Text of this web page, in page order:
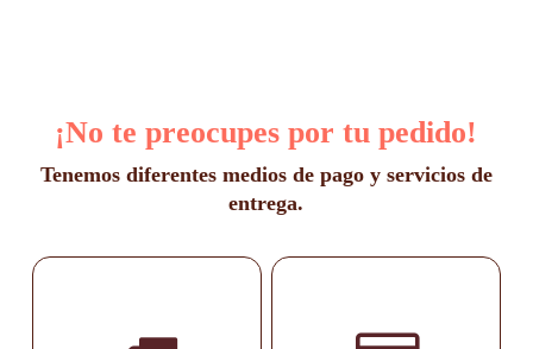
producto
¡No te preocupes por tu pedido!
Tenemos diferentes medios de pago y servicios de
entrega.